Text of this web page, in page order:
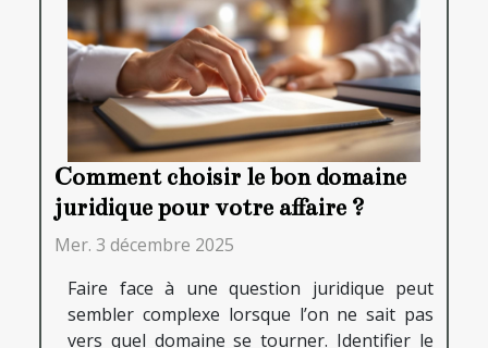
Comment choisir le bon domaine
juridique pour votre affaire ?
Mer. 3 décembre 2025
Faire face à une question juridique peut
sembler complexe lorsque l’on ne sait pas
vers quel domaine se tourner. Identifier le